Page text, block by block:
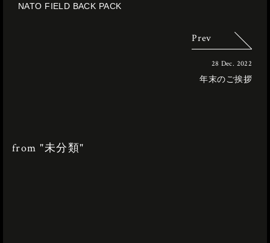
NATO FIELD BACK PACK
Prev
28 Dec. 2022
年末のご挨拶
from "未分類"